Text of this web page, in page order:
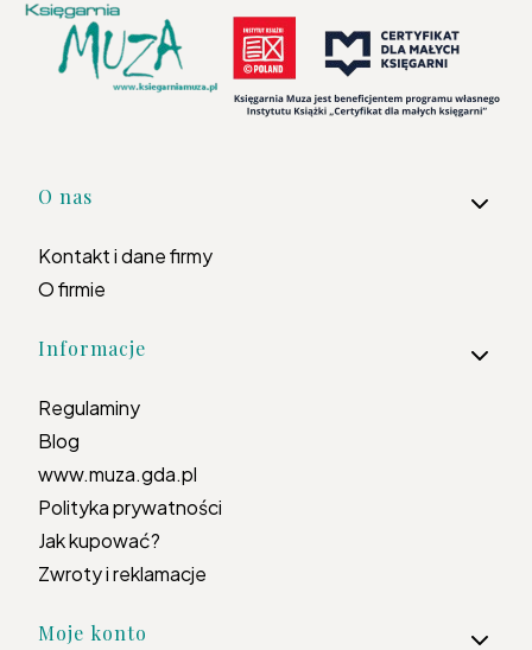
Linki w stopce
O nas
Kontakt i dane firmy
O firmie
Informacje
Regulaminy
Blog
www.muza.gda.pl
Polityka prywatności
Jak kupować?
Zwroty i reklamacje
Moje konto